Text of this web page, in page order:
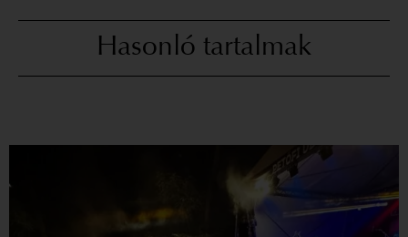
Hasonló tartalmak